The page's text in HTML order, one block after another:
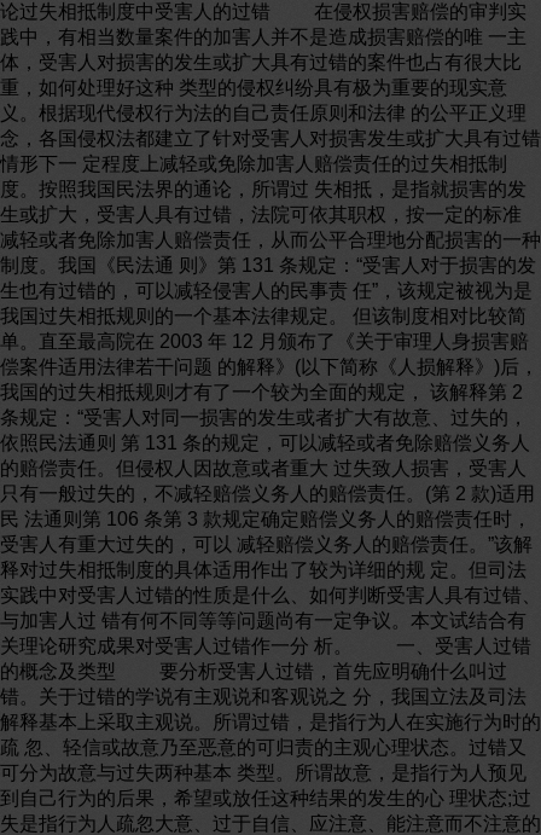
论过失相抵制度中受害人的过错 在侵权损害赔偿的审判实
践中，有相当数量案件的加害人并不是造成损害赔偿的唯 一主
体，受害人对损害的发生或扩大具有过错的案件也占有很大比
重，如何处理好这种 类型的侵权纠纷具有极为重要的现实意
义。根据现代侵权行为法的自己责任原则和法律 的公平正义理
念，各国侵权法都建立了针对受害人对损害发生或扩大具有过错
情形下一 定程度上减轻或免除加害人赔偿责任的过失相抵制
度。按照我国民法界的通论，所谓过 失相抵，是指就损害的发
生或扩大，受害人具有过错，法院可依其职权，按一定的标准
减轻或者免除加害人赔偿责任，从而公平合理地分配损害的一种
制度。我国《民法通 则》第 131 条规定：“受害人对于损害的发
生也有过错的，可以减轻侵害人的民事责 任”，该规定被视为是
我国过失相抵规则的一个基本法律规定。 但该制度相对比较简
单。直至最高院在 2003 年 12 月颁布了《关于审理人身损害赔
偿案件适用法律若干问题 的解释》(以下简称《人损解释》)后，
我国的过失相抵规则才有了一个较为全面的规定， 该解释第 2
条规定：“受害人对同一损害的发生或者扩大有故意、过失的，
依照民法通则 第 131 条的规定，可以减轻或者免除赔偿义务人
的赔偿责任。但侵权人因故意或者重大 过失致人损害，受害人
只有一般过失的，不减轻赔偿义务人的赔偿责任。(第 2 款)适用
民 法通则第 106 条第 3 款规定确定赔偿义务人的赔偿责任时，
受害人有重大过失的，可以 减轻赔偿义务人的赔偿责任。”该解
释对过失相抵制度的具体适用作出了较为详细的规 定。但司法
实践中对受害人过错的性质是什么、如何判断受害人具有过错、
与加害人过 错有何不同等等问题尚有一定争议。本文试结合有
关理论研究成果对受害人过错作一分 析。 一、受害人过错
的概念及类型 要分析受害人过错，首先应明确什么叫过
错。关于过错的学说有主观说和客观说之 分，我国立法及司法
解释基本上采取主观说。所谓过错，是指行为人在实施行为时的
疏 忽、轻信或故意乃至恶意的可归责的主观心理状态。过错又
可分为故意与过失两种基本 类型。所谓故意，是指行为人预见
到自己行为的后果，希望或放任这种结果的发生的心 理状态;过
失是指行为人疏忽大意、过于自信、应注意、能注意而不注意的